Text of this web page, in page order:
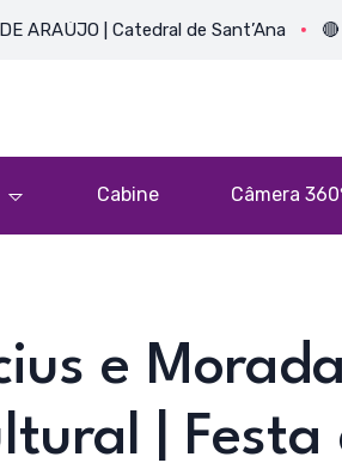
| Catedral de Sant’Ana 🔴 AO
Cabine Câmera
e
| Festa